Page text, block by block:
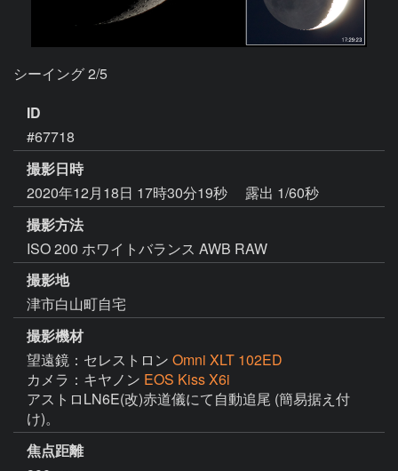
シーイング 2/5
ID
#67718
撮影日時
2020年12月18日 17時30分19秒
露出 1/60秒
撮影方法
ISO 200 ホワイトバランス AWB RAW
撮影地
津市白山町自宅
撮影機材
望遠鏡：セレストロン Omni XLT 102ED
カメラ：キヤノン EOS Kiss X6i
アストロLN6E(改)赤道儀にて自動追尾 (簡易据え付
け)。
焦点距離